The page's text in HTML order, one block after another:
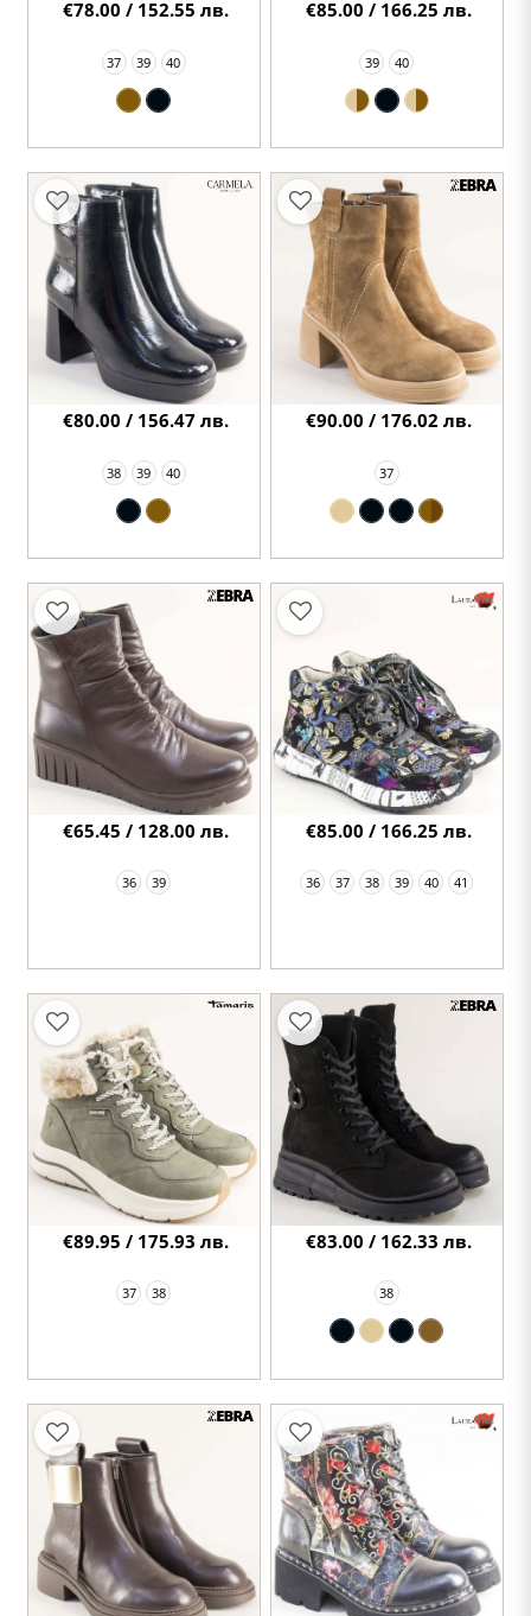
37 39 40
€78.00 / 152.55 лв.
39 40
€85.00 / 166.25 лв.
38 39 40
€80.00 / 156.47 лв.
37
€90.00 / 176.02 лв.
36 39
€65.45 / 128.00 лв.
36 37 38 39 40 41
€85.00 / 166.25 лв.
37 38
€89.95 / 175.93 лв.
38
€83.00 / 162.33 лв.